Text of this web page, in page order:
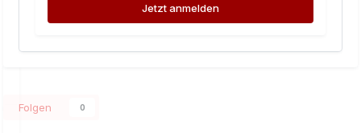
Jetzt anmelden
Folgen 0